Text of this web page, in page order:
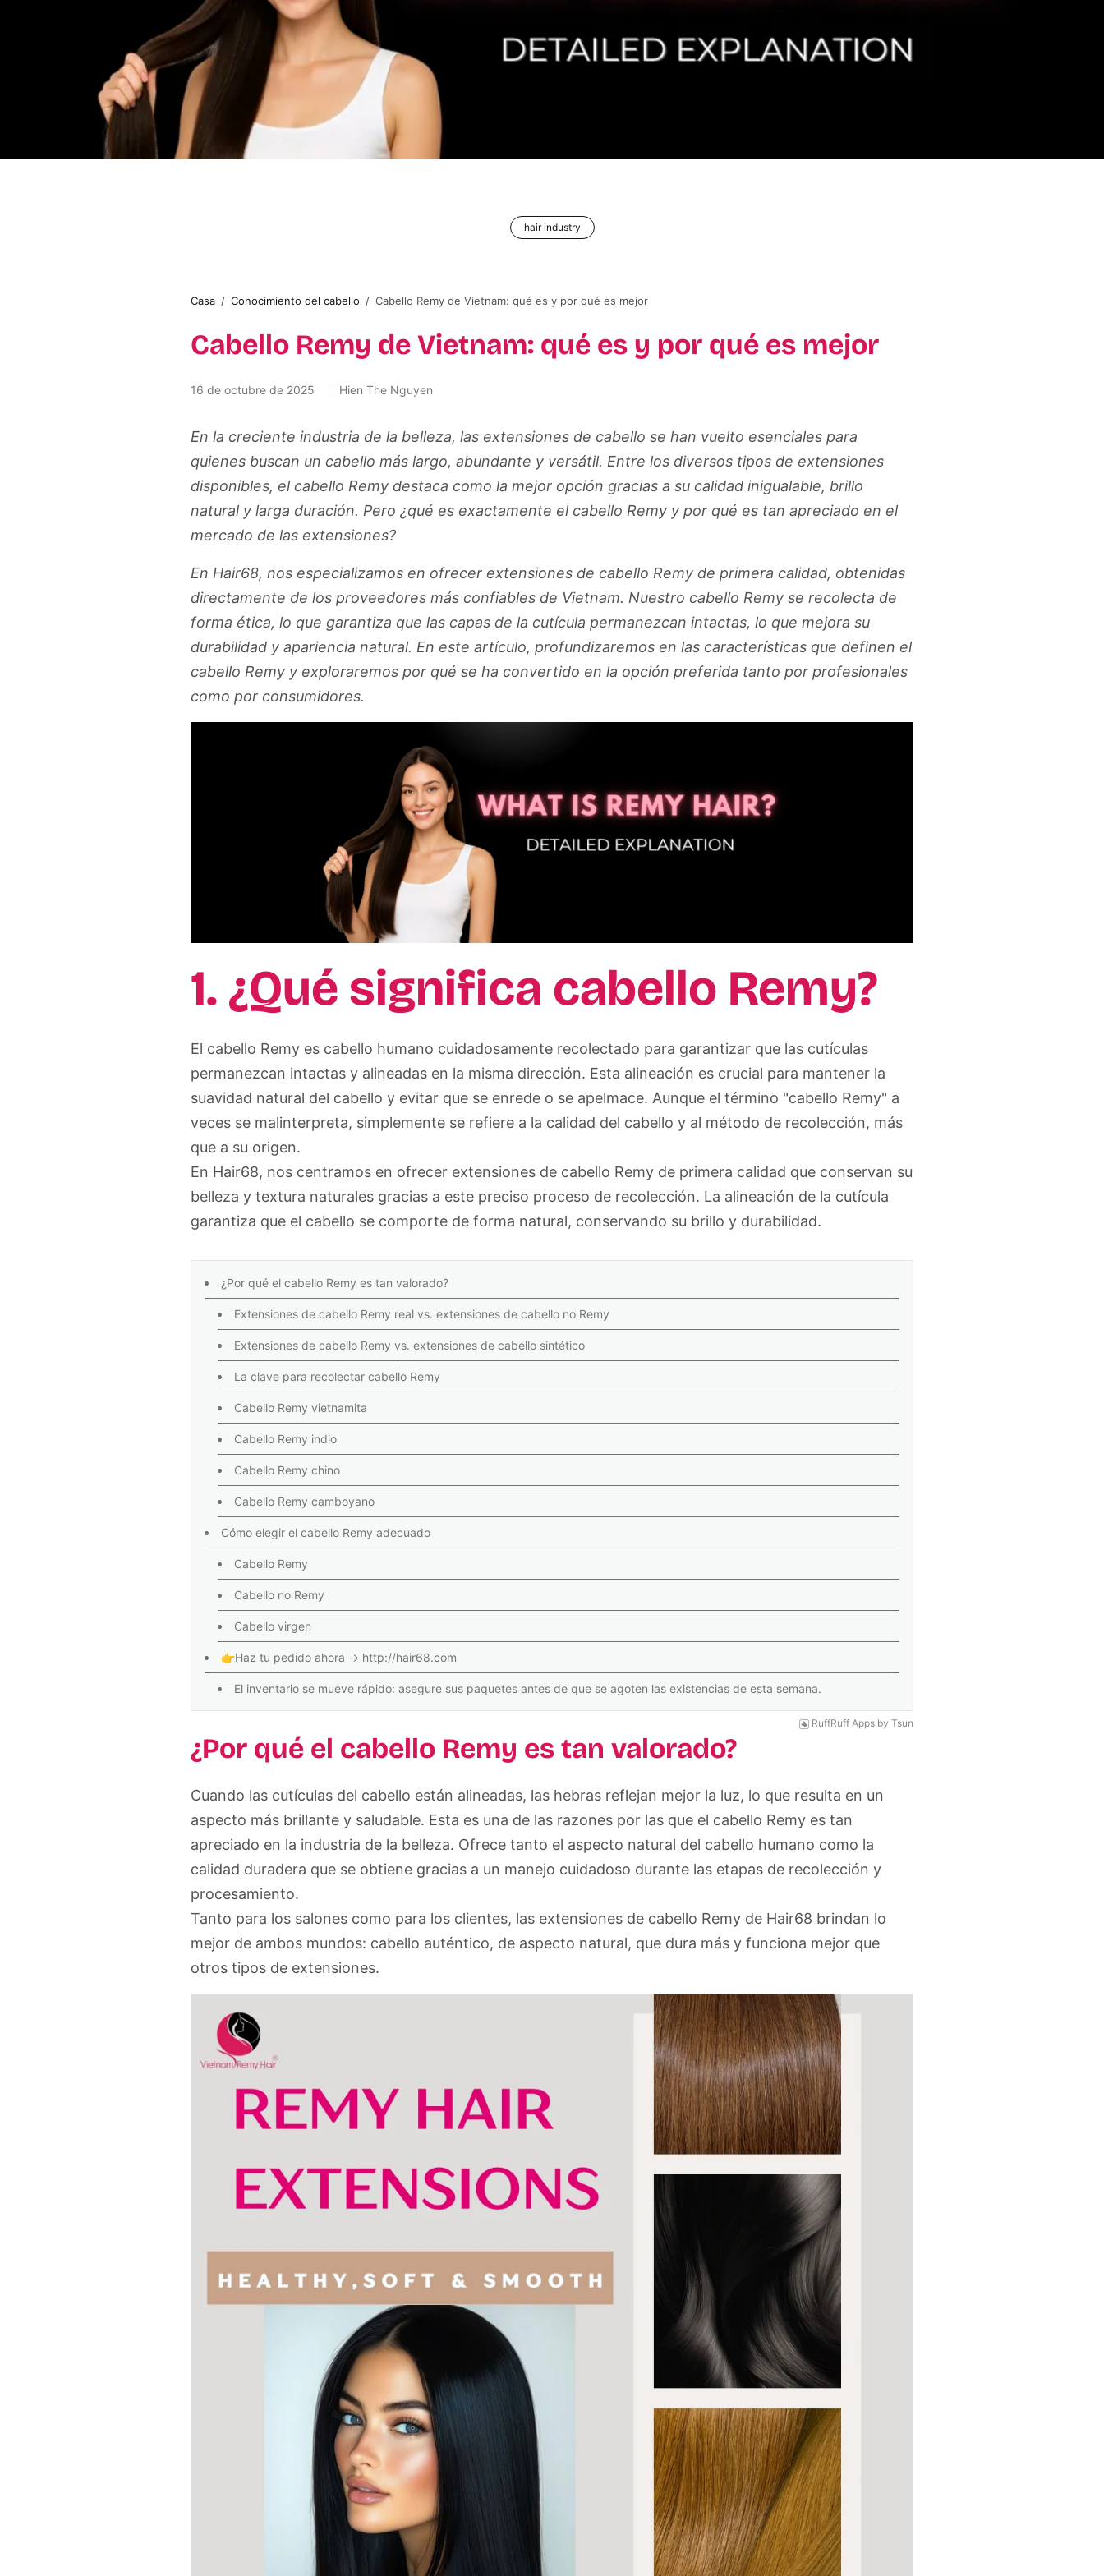
hair industry
Casa / Conocimiento del cabello / Cabello Remy de Vietnam: qué es y por qué es mejor
Cabello Remy de Vietnam: qué es y por qué es mejor
16 de octubre de 2025 Hien The Nguyen
En la creciente industria de la belleza, las extensiones de cabello se han vuelto esenciales para
quienes buscan un cabello más largo, abundante y versátil. Entre los diversos tipos de extensiones
disponibles, el cabello Remy destaca como la mejor opción gracias a su calidad inigualable, brillo
natural y larga duración. Pero ¿qué es exactamente el cabello Remy y por qué es tan apreciado en el
mercado de las extensiones?
En Hair68, nos especializamos en ofrecer extensiones de cabello Remy de primera calidad, obtenidas
directamente de los proveedores más confiables de Vietnam. Nuestro cabello Remy se recolecta de
forma ética, lo que garantiza que las capas de la cutícula permanezcan intactas, lo que mejora su
durabilidad y apariencia natural. En este artículo, profundizaremos en las características que definen el
cabello Remy y exploraremos por qué se ha convertido en la opción preferida tanto por profesionales
como por consumidores.
1. ¿Qué significa cabello Remy?
El cabello Remy es cabello humano cuidadosamente recolectado para garantizar que las cutículas
permanezcan intactas y alineadas en la misma dirección. Esta alineación es crucial para mantener la
suavidad natural del cabello y evitar que se enrede o se apelmace. Aunque el término "cabello Remy" a
veces se malinterpreta, simplemente se refiere a la calidad del cabello y al método de recolección, más
que a su origen.
En Hair68, nos centramos en ofrecer extensiones de cabello Remy de primera calidad que conservan su
belleza y textura naturales gracias a este preciso proceso de recolección. La alineación de la cutícula
garantiza que el cabello se comporte de forma natural, conservando su brillo y durabilidad.
¿Por qué el cabello Remy es tan valorado?
Extensiones de cabello Remy real vs. extensiones de cabello no Remy
Extensiones de cabello Remy vs. extensiones de cabello sintético
La clave para recolectar cabello Remy
Cabello Remy vietnamita
Cabello Remy indio
Cabello Remy chino
Cabello Remy camboyano
Cómo elegir el cabello Remy adecuado
Cabello Remy
Cabello no Remy
Cabello virgen
👉Haz tu pedido ahora → http://hair68.com
El inventario se mueve rápido: asegure sus paquetes antes de que se agoten las existencias de esta semana.
RuffRuff Apps by Tsun
¿Por qué el cabello Remy es tan valorado?
Cuando las cutículas del cabello están alineadas, las hebras reflejan mejor la luz, lo que resulta en un
aspecto más brillante y saludable. Esta es una de las razones por las que el cabello Remy es tan
apreciado en la industria de la belleza. Ofrece tanto el aspecto natural del cabello humano como la
calidad duradera que se obtiene gracias a un manejo cuidadoso durante las etapas de recolección y
procesamiento.
Tanto para los salones como para los clientes, las extensiones de cabello Remy de Hair68 brindan lo
mejor de ambos mundos: cabello auténtico, de aspecto natural, que dura más y funciona mejor que
otros tipos de extensiones.